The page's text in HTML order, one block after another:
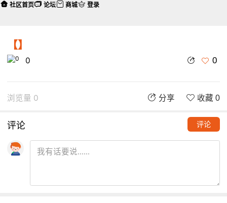
【】
0 0
浏览量 0 分享 收藏 0
评论 评论
社区首页 论坛 商城 登录